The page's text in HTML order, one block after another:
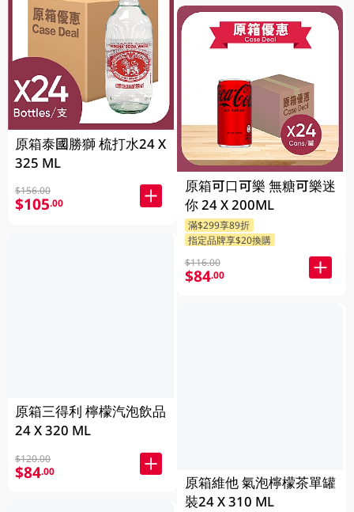
原箱泰國勝獅 梳打水24 X
325 ML
$156.00
$105.00
原箱三得利 檸檬汽泡飲品
24 X 320 ML
$120.00
$84.00
原箱可口可樂 無糖可樂迷
你 24 X 200ML
滿$299享89折
指定品牌享$20換購
$116.00
$84.00
原箱維他 氣泡檸檬茶單罐
裝24 X 310 ML